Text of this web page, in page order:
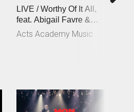
LIVE / Worthy Of It All,
feat. Abigail Favre &
Esben Engholm
Acts Academy Music